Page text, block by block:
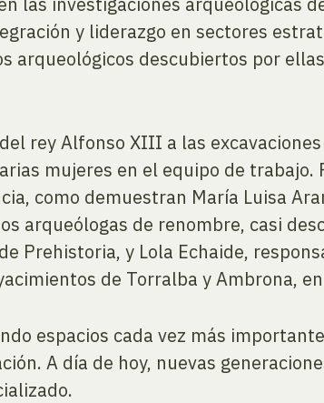
y liderazgo en sectores
arqueológicos descubiertos por
rey Alfonso XIII a las
mujeres en el equipo de trabajo.
como demuestran María Luisa
arqueólogas de renombre, casi
Prehistoria, y Lola Echaide,
de Torralba y Ambrona,
espacios cada vez más
A día de hoy, nuevas